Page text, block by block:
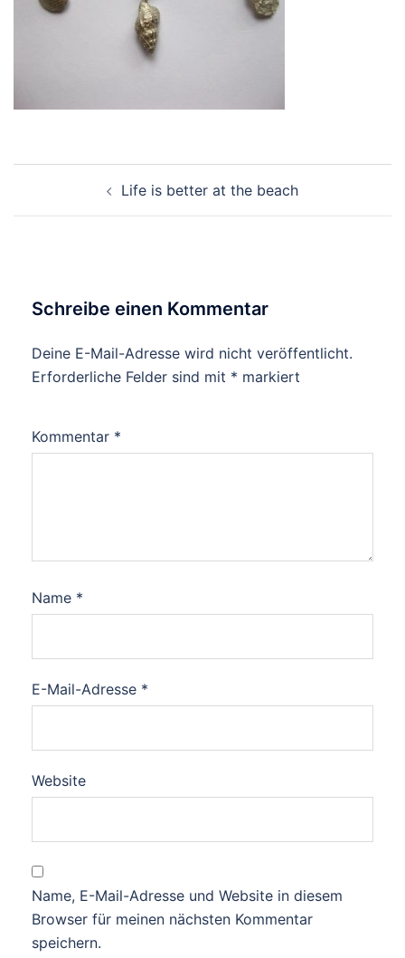
Life is better at the beach
Schreibe einen Kommentar
Deine E-Mail-Adresse wird nicht veröffentlicht.
Erforderliche Felder sind mit * markiert
Kommentar *
Name *
E-Mail-Adresse *
Website
Name, E-Mail-Adresse und Website in diesem
Browser für meinen nächsten Kommentar
speichern.